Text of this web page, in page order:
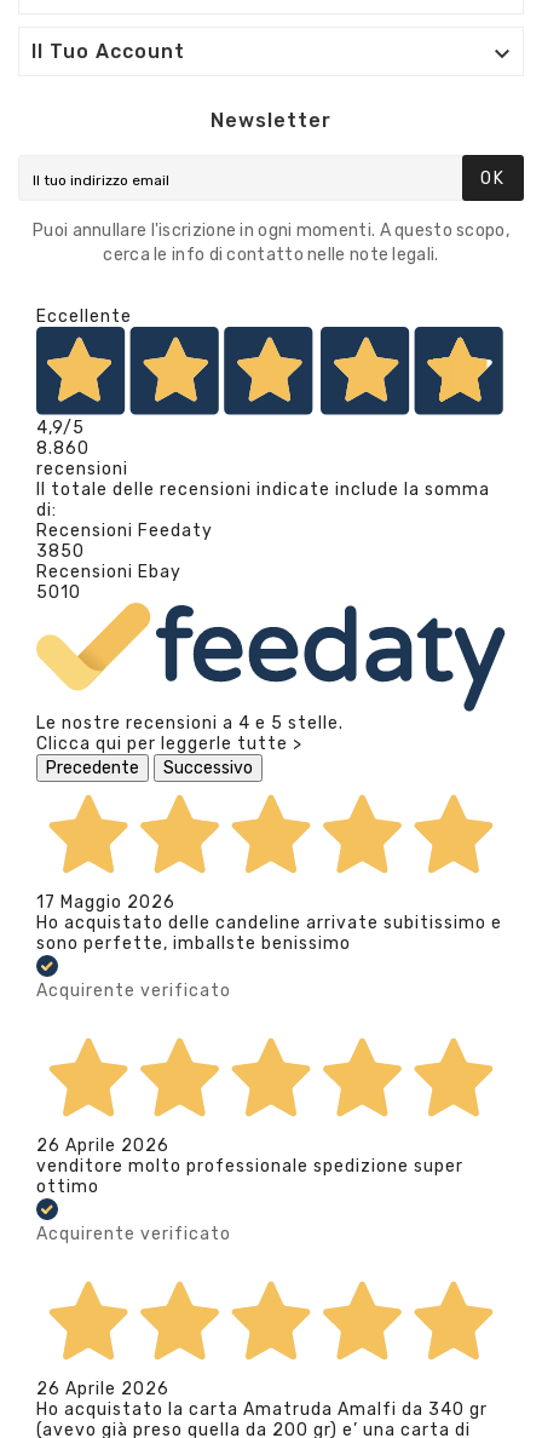
Il Tuo Account 
Newsletter
OK
Puoi annullare l'iscrizione in ogni momenti. A questo scopo,
cerca le info di contatto nelle note legali.
Eccellente
4,9/5
8.860
recensioni
Il totale delle recensioni indicate include la somma
di:
Recensioni Feedaty
3850
Recensioni Ebay
5010
Le nostre recensioni a 4 e 5 stelle.
Clicca qui per leggerle tutte >
Precedente
Successivo
17 Maggio 2026
Ho acquistato delle candeline arrivate subitissimo e
sono perfette, imballste benissimo
Acquirente verificato
26 Aprile 2026
venditore molto professionale spedizione super
ottimo
Acquirente verificato
26 Aprile 2026
Ho acquistato la carta Amatruda Amalfi da 340 gr
(avevo già preso quella da 200 gr) e’ una carta di